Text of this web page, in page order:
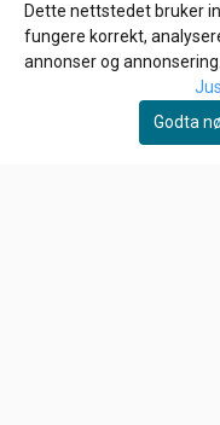
CHAMPION
CHAMPION N12YC,
Dette nettstedet bruker
fungere korrekt,
annonser og annonsering.
Godta